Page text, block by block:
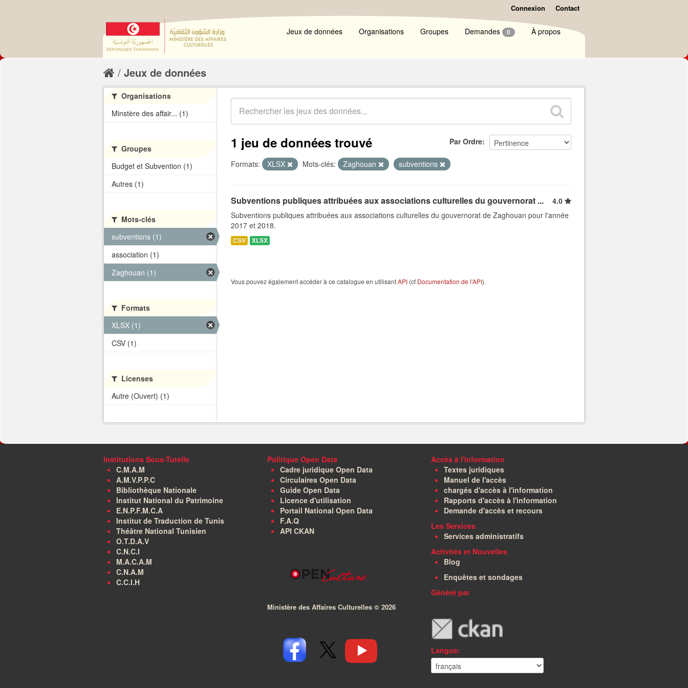
Connexion Contact
Jeux de données Organisations Groupes Demandes 0 À propos
Jeux de données
Par Ordre
1 jeu de données trouvé
Formats: XLSX Mots-clés: Zaghouan subventions
Subventions publiques attribuées aux associations culturelles du gouvernorat ...
4.0
Subventions publiques attribuées aux associations culturelles du gouvernorat de Zaghouan pour l'année
2017 et 2018.
CSV XLSX
Vous pouvez également accéder à ce catalogue en utilisantAPI (cf Documentation de l'API).
Organisations
Minstère des affair... (1)
Groupes
Budget et Subvention (1)
Autres (1)
Mots-clés
subventions (1)
association (1)
Zaghouan (1)
Formats
XLSX (1)
CSV (1)
Licenses
Autre (Ouvert) (1)
Institutions Sous-Tutelle
C.M.A.M
A.M.V.P.P.C
Bibliothèque Nationale
Institut National du Patrimoine
E.N.P.F.M.C.A
Institut de Traduction de Tunis
Théâtre National Tunisien
O.T.D.A.V
C.N.C.I
M.A.C.A.M
C.N.A.M
C.C.I.H
Politique Open Data
Cadre juridique Open Data
Circulaires Open Data
Guide Open Data
Licence d'utilisation
Portail National Open Data
F.A.Q
API CKAN
Ministère des Affaires Culturelles © 2026
Accès à l'information
Textes juridiques
Manuel de l'accès
chargés d'accès à l'information
Rapports d'accès à l'information
Demande d'accès et recours
Les Services
Services administratifs
Activités et Nouvelles
Blog
Enquêtes et sondages
Généré par
Langue